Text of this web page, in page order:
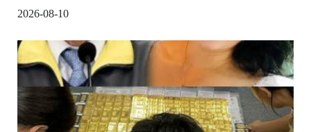
2026-08-10